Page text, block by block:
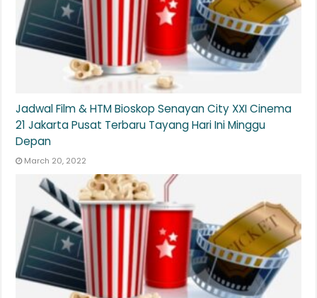
Jadwal Film & HTM Bioskop Senayan City XXI Cinema
21 Jakarta Pusat Terbaru Tayang Hari Ini Minggu
Depan
March 20, 2022